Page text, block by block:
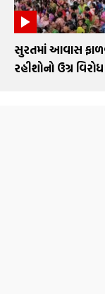
સુરતમાં આવાસ
રહીશોનો ઉગ્ર વિરોધ